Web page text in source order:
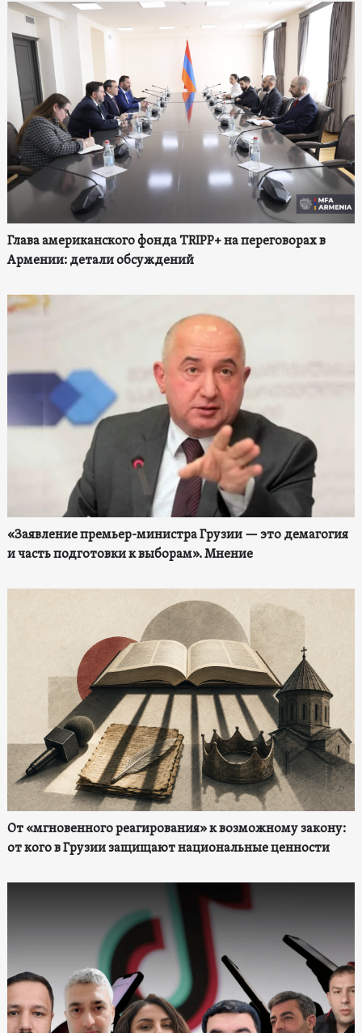
Глава американского фонда TRIPP+ на переговорах в
Армении: детали обсуждений
«Заявление премьер-министра Грузии — это демагогия
и часть подготовки к выборам». Мнение
От «мгновенного реагирования» к возможному закону:
от кого в Грузии защищают национальные ценности